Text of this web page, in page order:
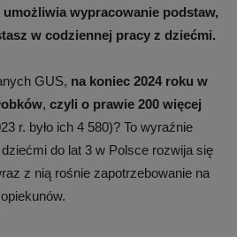
umożliwia wypracowanie podstaw,
w codziennej pracy z dziećmi.
GUS, na koniec 2024 roku w
, czyli o prawie 200 więcej
r. było ich 4 580)? To wyraźnie
do lat 3 w Polsce rozwija się
z nią rośnie zapotrzebowanie na